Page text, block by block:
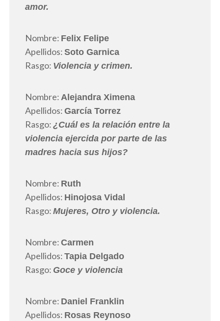
amor.
Nombre: Felix Felipe
Apellidos: Soto Garnica
Rasgo: Violencia y crimen.
Nombre: Alejandra Ximena
Apellidos: García Torrez
Rasgo: ¿Cuál es la relación entre la
violencia ejercida por parte de las
madres hacia sus hijos?
Nombre: Ruth
Apellidos: Hinojosa Vidal
Rasgo: Mujeres, Otro y violencia.
Nombre: Carmen
Apellidos: Tapia Delgado
Rasgo: Goce y violencia
Nombre: Daniel Franklin
Apellidos: Rosas Reynoso